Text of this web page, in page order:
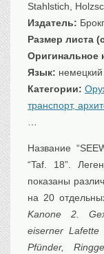
Фауна
Флора
Охота
Рыбы,
Техника, транспорт,
Архитектура
Букинистика
Медицина
Оружие, военная
Stahlstich,
Издатель:
Размер листа
Оригинальное
Язык: немецкий
Категории:
транспорт,
Название
“Taf. 18”.
показаны
на 20
Kanone 2.
eiserner Lafette
Pfünder,